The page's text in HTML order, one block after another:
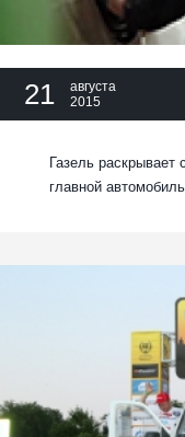
21
августа
2015
Газель раскрывает
главной